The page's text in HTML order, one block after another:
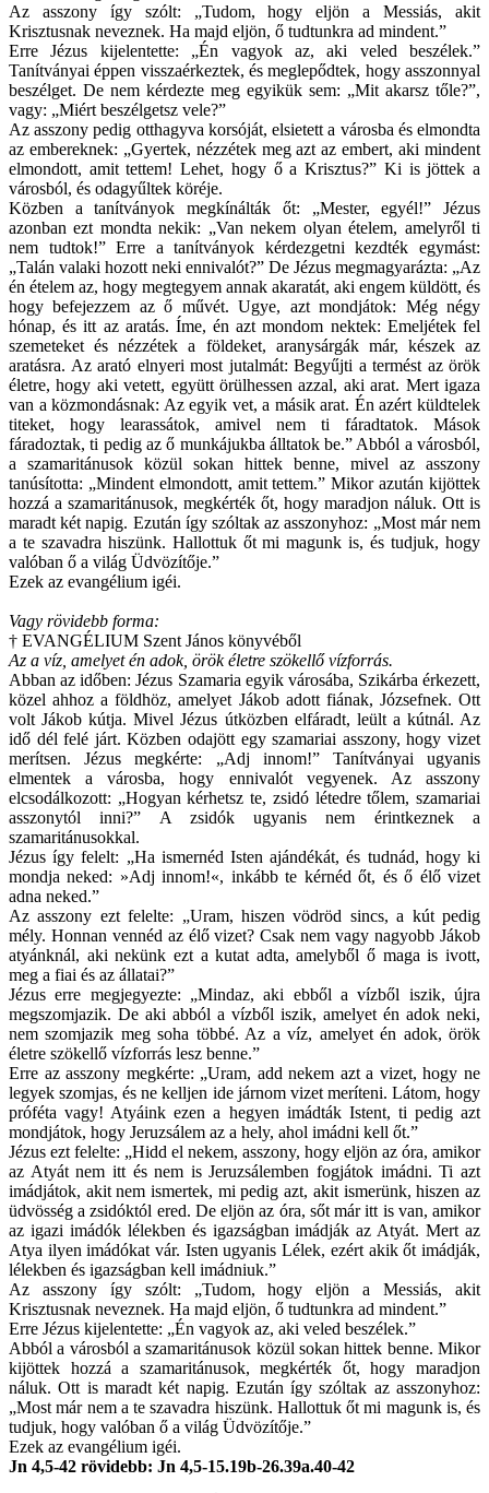
Az asszony így szólt: „Tudom, hogy eljön a Messiás, akit
Krisztusnak neveznek. Ha majd eljön, ő tudtunkra ad mindent.”
Erre Jézus kijelentette: „Én vagyok az, aki veled beszélek.”
Tanítványai éppen visszaérkeztek, és meglepődtek, hogy asszonnyal
beszélget. De nem kérdezte meg egyikük sem: „Mit akarsz tőle?”,
vagy: „Miért beszélgetsz vele?”
Az asszony pedig otthagyva korsóját, elsietett a városba és elmondta
az embereknek: „Gyertek, nézzétek meg azt az embert, aki mindent
elmondott, amit tettem! Lehet, hogy ő a Krisztus?” Ki is jöttek a
városból, és odagyűltek köréje.
Közben a tanítványok megkínálták őt: „Mester, egyél!” Jézus
azonban ezt mondta nekik: „Van nekem olyan ételem, amelyről ti
nem tudtok!” Erre a tanítványok kérdezgetni kezdték egymást:
„Talán valaki hozott neki ennivalót?” De Jézus megmagyarázta: „Az
én ételem az, hogy megtegyem annak akaratát, aki engem küldött, és
hogy befejezzem az ő művét. Ugye, azt mondjátok: Még négy
hónap, és itt az aratás. Íme, én azt mondom nektek: Emeljétek fel
szemeteket és nézzétek a földeket, aranysárgák már, készek az
aratásra. Az arató elnyeri most jutalmát: Begyűjti a termést az örök
életre, hogy aki vetett, együtt örülhessen azzal, aki arat. Mert igaza
van a közmondásnak: Az egyik vet, a másik arat. Én azért küldtelek
titeket, hogy learassátok, amivel nem ti fáradtatok. Mások
fáradoztak, ti pedig az ő munkájukba álltatok be.” Abból a városból,
a szamaritánusok közül sokan hittek benne, mivel az asszony
tanúsította: „Mindent elmondott, amit tettem.” Mikor azután kijöttek
hozzá a szamaritánusok, megkérték őt, hogy maradjon náluk. Ott is
maradt két napig. Ezután így szóltak az asszonyhoz: „Most már nem
a te szavadra hiszünk. Hallottuk őt mi magunk is, és tudjuk, hogy
valóban ő a világ Üdvözítője.”
Ezek az evangélium igéi.
Vagy rövidebb forma:
† EVANGÉLIUM Szent János könyvéből
Az a víz, amelyet én adok, örök életre szökellő vízforrás.
Abban az időben: Jézus Szamaria egyik városába, Szikárba érkezett,
közel ahhoz a földhöz, amelyet Jákob adott fiának, Józsefnek. Ott
volt Jákob kútja. Mivel Jézus útközben elfáradt, leült a kútnál. Az
idő dél felé járt. Közben odajött egy szamariai asszony, hogy vizet
merítsen. Jézus megkérte: „Adj innom!” Tanítványai ugyanis
elmentek a városba, hogy ennivalót vegyenek. Az asszony
elcsodálkozott: „Hogyan kérhetsz te, zsidó létedre tőlem, szamariai
asszonytól inni?” A zsidók ugyanis nem érintkeznek a
szamaritánusokkal.
Jézus így felelt: „Ha ismernéd Isten ajándékát, és tudnád, hogy ki
mondja neked: »Adj innom!«, inkább te kérnéd őt, és ő élő vizet
adna neked.”
Az asszony ezt felelte: „Uram, hiszen vödröd sincs, a kút pedig
mély. Honnan vennéd az élő vizet? Csak nem vagy nagyobb Jákob
atyánknál, aki nekünk ezt a kutat adta, amelyből ő maga is ivott,
meg a fiai és az állatai?”
Jézus erre megjegyezte: „Mindaz, aki ebből a vízből iszik, újra
megszomjazik. De aki abból a vízből iszik, amelyet én adok neki,
nem szomjazik meg soha többé. Az a víz, amelyet én adok, örök
életre szökellő vízforrás lesz benne.”
Erre az asszony megkérte: „Uram, add nekem azt a vizet, hogy ne
legyek szomjas, és ne kelljen ide járnom vizet meríteni. Látom, hogy
próféta vagy! Atyáink ezen a hegyen imádták Istent, ti pedig azt
mondjátok, hogy Jeruzsálem az a hely, ahol imádni kell őt.”
Jézus ezt felelte: „Hidd el nekem, asszony, hogy eljön az óra, amikor
az Atyát nem itt és nem is Jeruzsálemben fogjátok imádni. Ti azt
imádjátok, akit nem ismertek, mi pedig azt, akit ismerünk, hiszen az
üdvösség a zsidóktól ered. De eljön az óra, sőt már itt is van, amikor
az igazi imádók lélekben és igazságban imádják az Atyát. Mert az
Atya ilyen imádókat vár. Isten ugyanis Lélek, ezért akik őt imádják,
lélekben és igazságban kell imádniuk.”
Az asszony így szólt: „Tudom, hogy eljön a Messiás, akit
Krisztusnak neveznek. Ha majd eljön, ő tudtunkra ad mindent.”
Erre Jézus kijelentette: „Én vagyok az, aki veled beszélek.”
Abból a városból a szamaritánusok közül sokan hittek benne. Mikor
kijöttek hozzá a szamaritánusok, megkérték őt, hogy maradjon
náluk. Ott is maradt két napig. Ezután így szóltak az asszonyhoz:
„Most már nem a te szavadra hiszünk. Hallottuk őt mi magunk is, és
tudjuk, hogy valóban ő a világ Üdvözítője.”
Ezek az evangélium igéi.
Jn 4,5-42 rövidebb: Jn 4,5-15.19b-26.39a.40-42